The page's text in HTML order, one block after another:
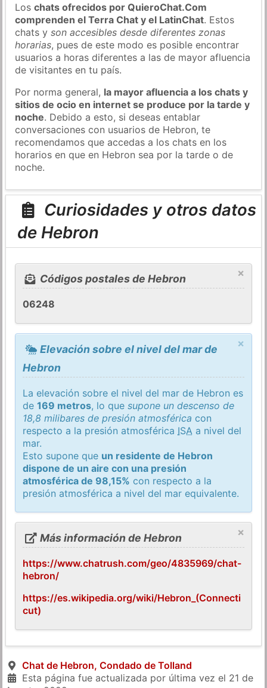
Loschats ofrecidos por QuieroChat.Com
comprenden el Terra Chat y el LatinChat. Estos
chats yson accesibles desde diferentes zonas
horarias, pues de este modo es posible encontrar
usuarios a horas diferentes a las de mayor afluencia
de visitantes en tu país.
Por norma general, la mayor afluencia a los chats y
sitios de ocio en internet se produce por la tarde y
noche. Debido a esto, si deseas entablar
conversaciones con usuarios de Hebron, te
recomendamos que accedas a los chats en los
horarios en que en Hebron sea por la tarde o de
noche.
Curiosidades y otros datos
de Hebron
×
Códigos postales de Hebron
06248
×
Elevación sobre el nivel del mar de
Hebron
La elevación sobre el nivel del mar de Hebron es
de169 metros, lo quesupone un descenso de
18,8 milibares de presión atmosférica con
respecto a la presión atmosférica ISA a nivel del
mar.
Esto supone que un residente de Hebron
dispone de un aire con una presión
atmosférica de 98,15% con respecto a la
presión atmosférica a nivel del mar equivalente.
×
Más información de Hebron
https://www.chatrush.com/geo/4835969/chat-
hebron/
https://es.wikipedia.org/wiki/Hebron_(Connecti
cut)
Chat de Hebron, Condado de Tolland
Esta página fue actualizada por última vez el 21 de